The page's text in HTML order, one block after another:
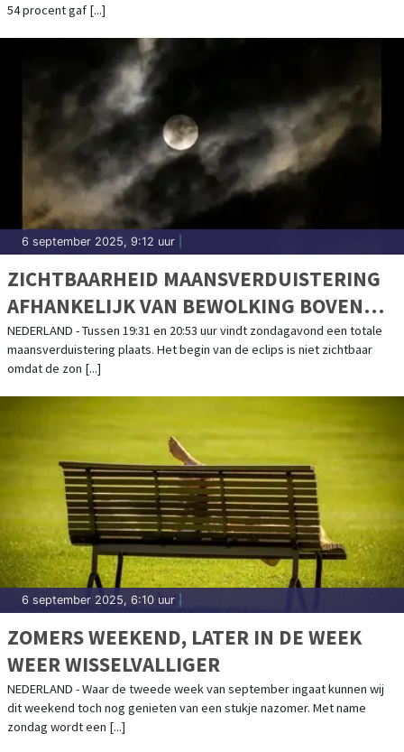
54 procent gaf [...]
6 september 2025, 9:12 uur
ZICHTBAARHEID MAANSVERDUISTERING
AFHANKELIJK VAN BEWOLKING BOVEN
DUITSLAND
NEDERLAND - Tussen 19:31 en 20:53 uur vindt zondagavond een totale
maansverduistering plaats. Het begin van de eclips is niet zichtbaar
omdat de zon [...]
6 september 2025, 6:10 uur
ZOMERS WEEKEND, LATER IN DE WEEK
WEER WISSELVALLIGER
NEDERLAND - Waar de tweede week van september ingaat kunnen wij
dit weekend toch nog genieten van een stukje nazomer. Met name
zondag wordt een [...]